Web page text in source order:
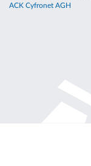
ACK Cyfronet AGH